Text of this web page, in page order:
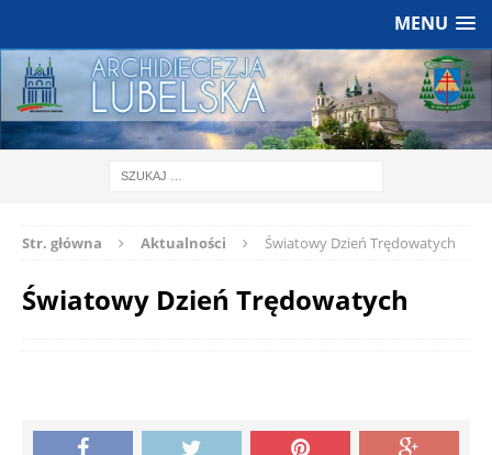
MENU
Str. główna Aktualności Światowy Dzień Trędowatych
Światowy Dzień Trędowatych